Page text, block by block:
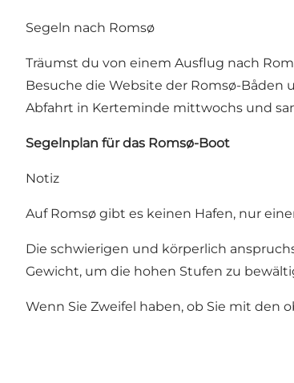
Segeln nach Romsø
Träumst du von einem Ausflug nach
Besuche die Website der Romsø-Båden
Abfahrt in Kerteminde mittwochs und
Segelnplan für das Romsø-Boot
Notiz
Auf Romsø gibt es keinen Hafen, nur
Die schwierigen und körperlich
Gewicht, um die hohen Stufen zu
Wenn Sie Zweifel haben, ob Sie mit